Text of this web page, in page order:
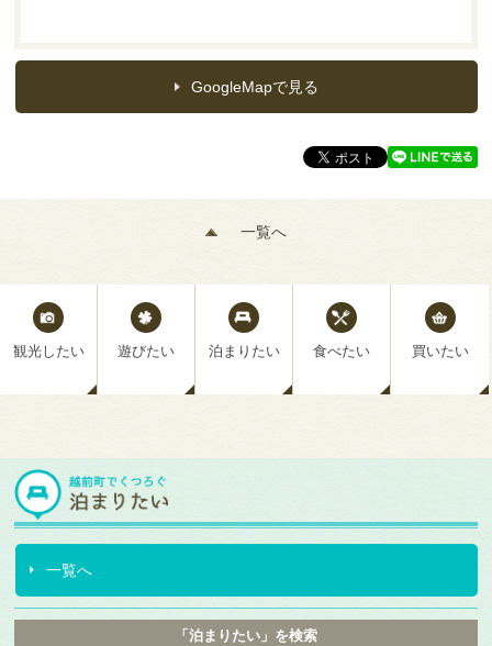
一覧へ
「泊まりたい」を検索
GoogleMapで見る
一覧へ
観光したい 遊びたい 泊まりたい 食べたい 買いたい